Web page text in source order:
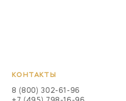
КОНТАКТЫ
8 (800) 302-61-96